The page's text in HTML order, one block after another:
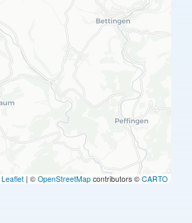
Leaflet | © OpenStreetMap contributors © CARTO